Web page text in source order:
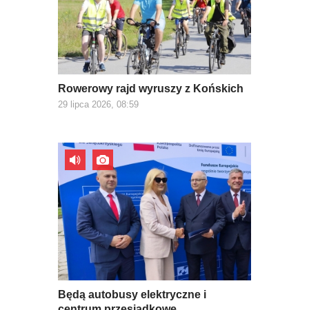
Rowerowy rajd wyruszy z Końskich
29 lipca 2026, 08:59
Będą autobusy elektryczne i